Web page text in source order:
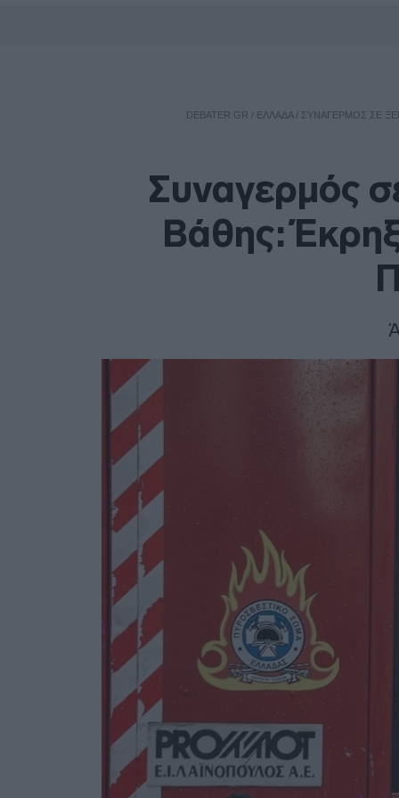
DEBATER.GR / ΕΛΛΑΔΑ/ ΣΥΝΑΓΕΡΜΌΣ ΣΕ
Συναγερμός
Βάθης: